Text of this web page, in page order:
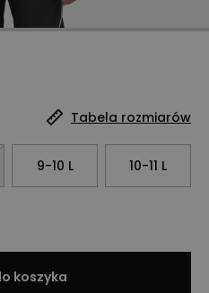
Tabela rozmiarów
9-10 L 10-11 L
koszyka